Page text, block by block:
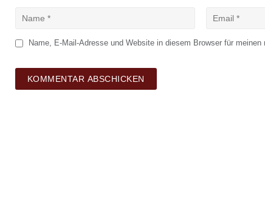
Name, E-Mail-Adresse und Website in diesem Browser für